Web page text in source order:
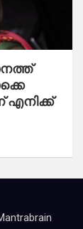
എനിക്ക്